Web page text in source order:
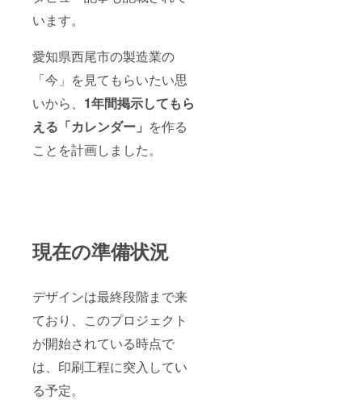
います。
愛知県西尾市の製造業の
「今」を見てもらいたい思
いから、 1年間掲示してもら
える「カレンダー」 を作る
ことを計画しました。
現在の準備状況
デザインは最終段階まで来
ており、このプロジェクト
が開始されている時点で
は、印刷工程に突入してい
る予定。